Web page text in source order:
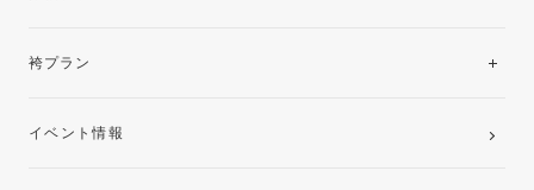
レンタルプラン
袴プラン
卒業袴レンタルプラン
イベント情報